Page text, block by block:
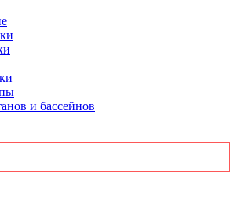
и бассейнов